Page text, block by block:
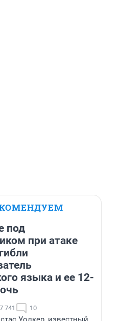
под
при атаке
языка и ее 12-
741 10